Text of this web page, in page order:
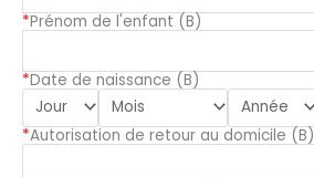
*Prénom de l'enfant (B)
*Date de naissance (B)
*Autorisation de retour au domicile (B)